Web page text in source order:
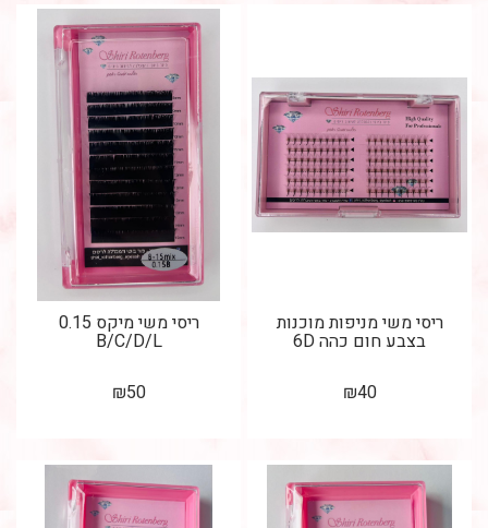
ריסי משי מניפות מוכנות
בצבע חום כהה 6D
₪40
ריסי משי מיקס 0.15
B/C/D/L
₪50